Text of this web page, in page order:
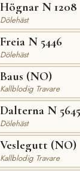
Högnar N 1208
Dölehäst
Freia N 5446
Dölehäst
Baus (NO)
Kallblodig Travare
Dalterna N 5645
Dölehäst
Veslegutt (NO)
Kallblodig Travare